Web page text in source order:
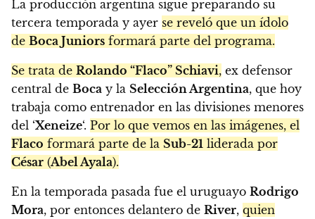
La producción argentina sigue preparando su
tercera temporada y ayer se reveló que un ídolo
de Boca Juniors formará parte del programa.
Se trata de Rolando “Flaco” Schiavi, ex defensor
central de Boca y la Selección Argentina, que hoy
trabaja como entrenador en las divisiones menores
del ‘Xeneize‘. Por lo que vemos en las imágenes, el
Flaco formará parte de la Sub-21 liderada por
César (Abel Ayala).
En la temporada pasada fue el uruguayo Rodrigo
Mora, por entonces delantero de River, quien